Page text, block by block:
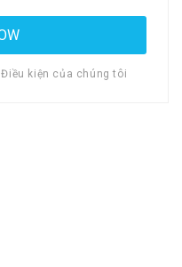
kiện của chúng tôi